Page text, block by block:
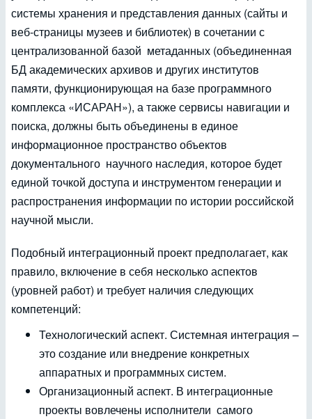
системы хранения и представления данных (сайты и
веб-страницы музеев и библиотек) в сочетании с
централизованной базой метаданных (объединенная
БД академических архивов и других институтов
памяти, функционирующая на базе программного
комплекса «ИСАРАН»), а также сервисы навигации и
поиска, должны быть объединены в единое
информационное пространство объектов
документального научного наследия, которое будет
единой точкой доступа и инструментом генерации и
распространения информации по истории российской
научной мысли.
Подобный интеграционный проект предполагает, как
правило, включение в себя несколько аспектов
(уровней работ) и требует наличия следующих
компетенций:
Технологический аспект. Системная интеграция –
это создание или внедрение конкретных
аппаратных и программных систем.
Организационный аспект. В интеграционные
проекты вовлечены исполнители самого